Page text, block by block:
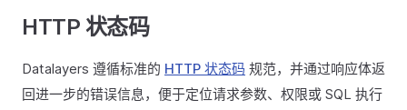
HTTP 状态码
Datalayers 遵循标准的 HTTP 状态码 规范，并通过响应体返
回进一步的错误信息，便于定位请求参数、权限或 SQL 执行